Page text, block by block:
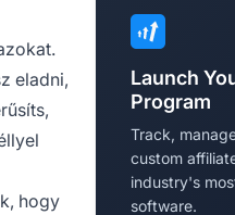
eladni,
hogy
Launch
Program
Track,
custom
industry's
software.